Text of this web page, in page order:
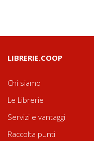
LIBRERIE.COOP
Chi siamo
Le Librerie
Servizi e vantaggi
Raccolta punti